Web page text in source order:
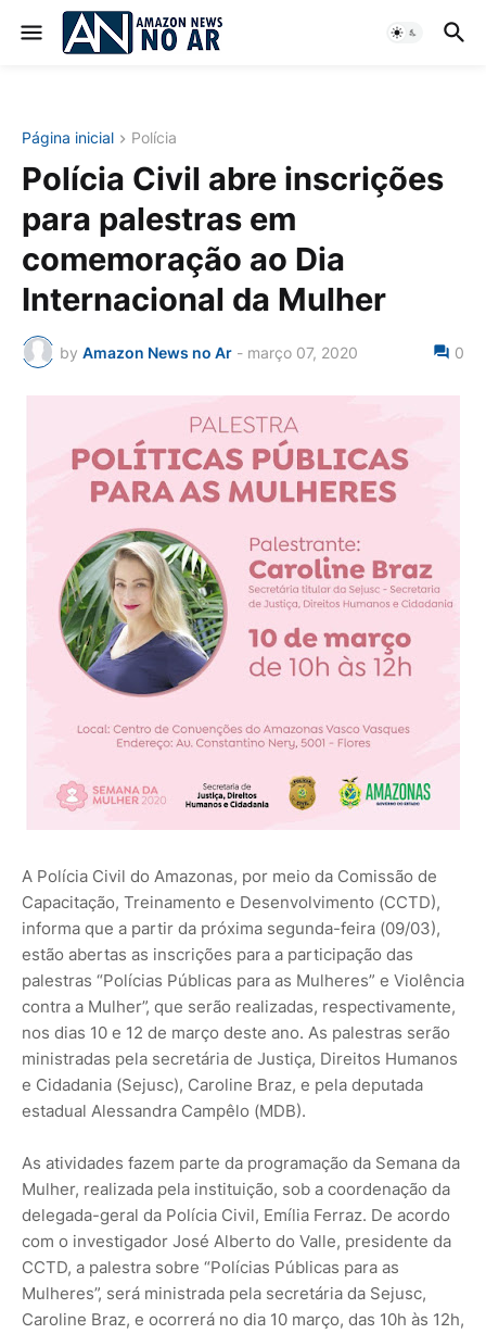
Página inicial Polícia
Polícia Civil abre inscrições
para palestras em
comemoração ao Dia
Internacional da Mulher
by Amazon News no Ar - março 07, 2020 0
A Polícia Civil do Amazonas, por meio da Comissão de
Capacitação, Treinamento e Desenvolvimento (CCTD),
informa que a partir da próxima segunda-feira (09/03),
estão abertas as inscrições para a participação das
palestras “Polícias Públicas para as Mulheres” e Violência
contra a Mulher”, que serão realizadas, respectivamente,
nos dias 10 e 12 de março deste ano. As palestras serão
ministradas pela secretária de Justiça, Direitos Humanos
e Cidadania (Sejusc), Caroline Braz, e pela deputada
estadual Alessandra Campêlo (MDB).
As atividades fazem parte da programação da Semana da
Mulher, realizada pela instituição, sob a coordenação da
delegada-geral da Polícia Civil, Emília Ferraz. De acordo
com o investigador José Alberto do Valle, presidente da
CCTD, a palestra sobre “Polícias Públicas para as
Mulheres”, será ministrada pela secretária da Sejusc,
Caroline Braz, e ocorrerá no dia 10 março, das 10h às 12h,